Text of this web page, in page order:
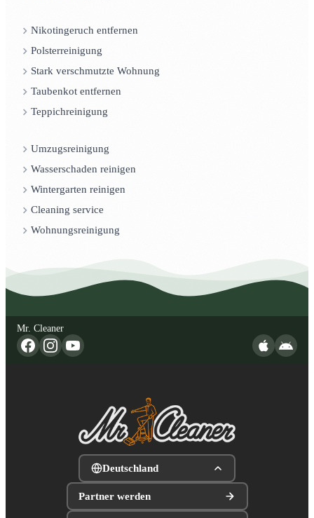
Nikotingeruch entfernen
Polsterreinigung
Stark verschmutzte Wohnung
Taubenkot entfernen
Teppichreinigung
Umzugsreinigung
Wasserschaden reinigen
Wintergarten reinigen
Cleaning service
Wohnungsreinigung
Mr. Cleaner
Deutschland
Partner werden